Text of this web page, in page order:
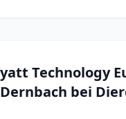
Technology
bei